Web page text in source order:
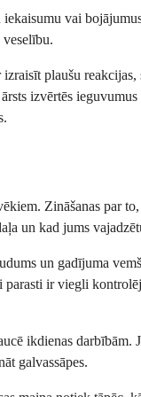
vai
veselību.
plaušu
izvērtēs
Zināšanas par
un kad jums
un gadījuma
ir viegli
ikdienas
galvassāpes.